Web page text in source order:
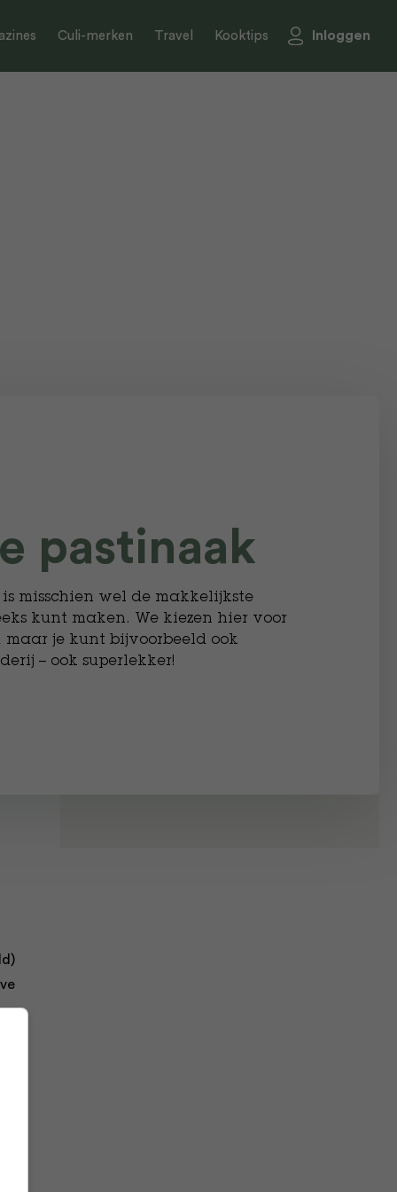
Culi-merken Travel Kooktips Inloggen
pastinaak
misschien wel de makkelijkste
kunt maken. We kiezen hier voor
je kunt bijvoorbeeld ook
– ook superlekker!